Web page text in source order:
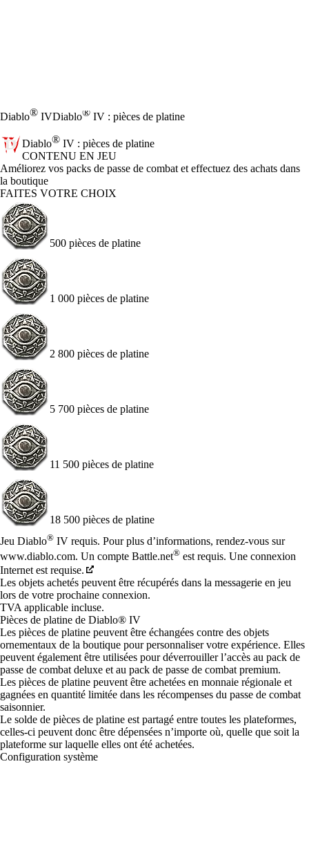
Diablo® IVDiablo® IV : pièces de platine
Diablo® IV : pièces de platine
CONTENU EN JEU
Product Notification
Améliorez vos packs de passe de combat et effectuez des achats dans
la boutique
FAITES VOTRE CHOIX
500 pièces de platine
1 000 pièces de platine
2 800 pièces de platine
5 700 pièces de platine
11 500 pièces de platine
18 500 pièces de platine
Available actions
Jeu Diablo® IV requis. Pour plus d’informations, rendez-vous sur
www.diablo.com. Un compte Battle.net® est requis. Une connexion
Internet est requise.
Les objets achetés peuvent être récupérés dans la messagerie en jeu
lors de votre prochaine connexion.
TVA applicable incluse.
Pièces de platine de Diablo® IV
Les pièces de platine peuvent être échangées contre des objets
ornementaux de la boutique pour personnaliser votre expérience. Elles
peuvent également être utilisées pour déverrouiller l’accès au pack de
passe de combat deluxe et au pack de passe de combat premium.
Les pièces de platine peuvent être achetées en monnaie régionale et
gagnées en quantité limitée dans les récompenses du passe de combat
saisonnier.
Le solde de pièces de platine est partagé entre toutes les plateformes,
celles-ci peuvent donc être dépensées n’importe où, quelle que soit la
plateforme sur laquelle elles ont été achetées.
Configuration système